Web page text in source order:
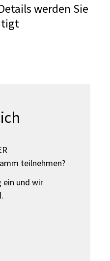
werden Sie
teilnehmen?
ein und wir